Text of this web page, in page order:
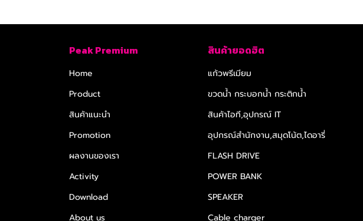
Peak Premium
Home
Product
สินค้าแนะนำ
Promotion
ผลงานของเรา
Activity
Download
About us
สินค้ายอดฮิต
แก้วพรีเมียม
ขวดน้ำ กระบอกน้ำ กระติกน้ำ
สินค้าไอที,อุปกรณ์ IT
อุปกรณ์สำนักงาน,สมุดโน้ต,ไดอารี่
FLASH DRIVE
POWER BANK
SPEAKER
Cable charger